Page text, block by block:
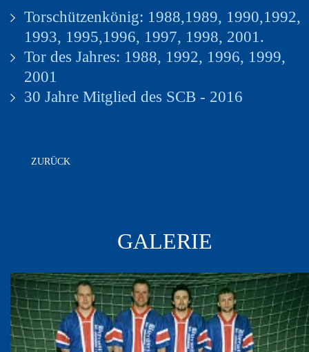
Torschützenkönig: 1988,1989, 1990,1992,
1993, 1995,1996, 1997, 1998, 2001.
Tor des Jahres: 1988, 1992, 1996, 1999,
2001
30 Jahre Mitglied des SCB - 2016
ZURÜCK
GALERIE